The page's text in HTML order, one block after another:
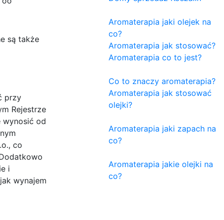
są także
przy
Rejestrze
wynosić od
co
i
wynajem
Aromaterapia jaki olejek na
co?
Aromaterapia jak stosować?
Aromaterapia co to jest?
Co to znaczy aromaterapia?
Aromaterapia jak stosować
olejki?
Aromaterapia jaki zapach na
co?
Aromaterapia jakie olejki na
co?